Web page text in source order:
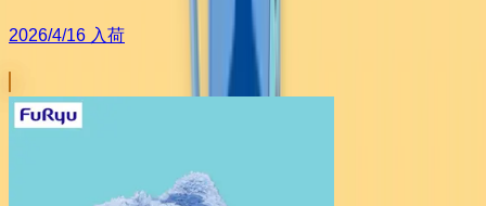
2026/4/16 入荷